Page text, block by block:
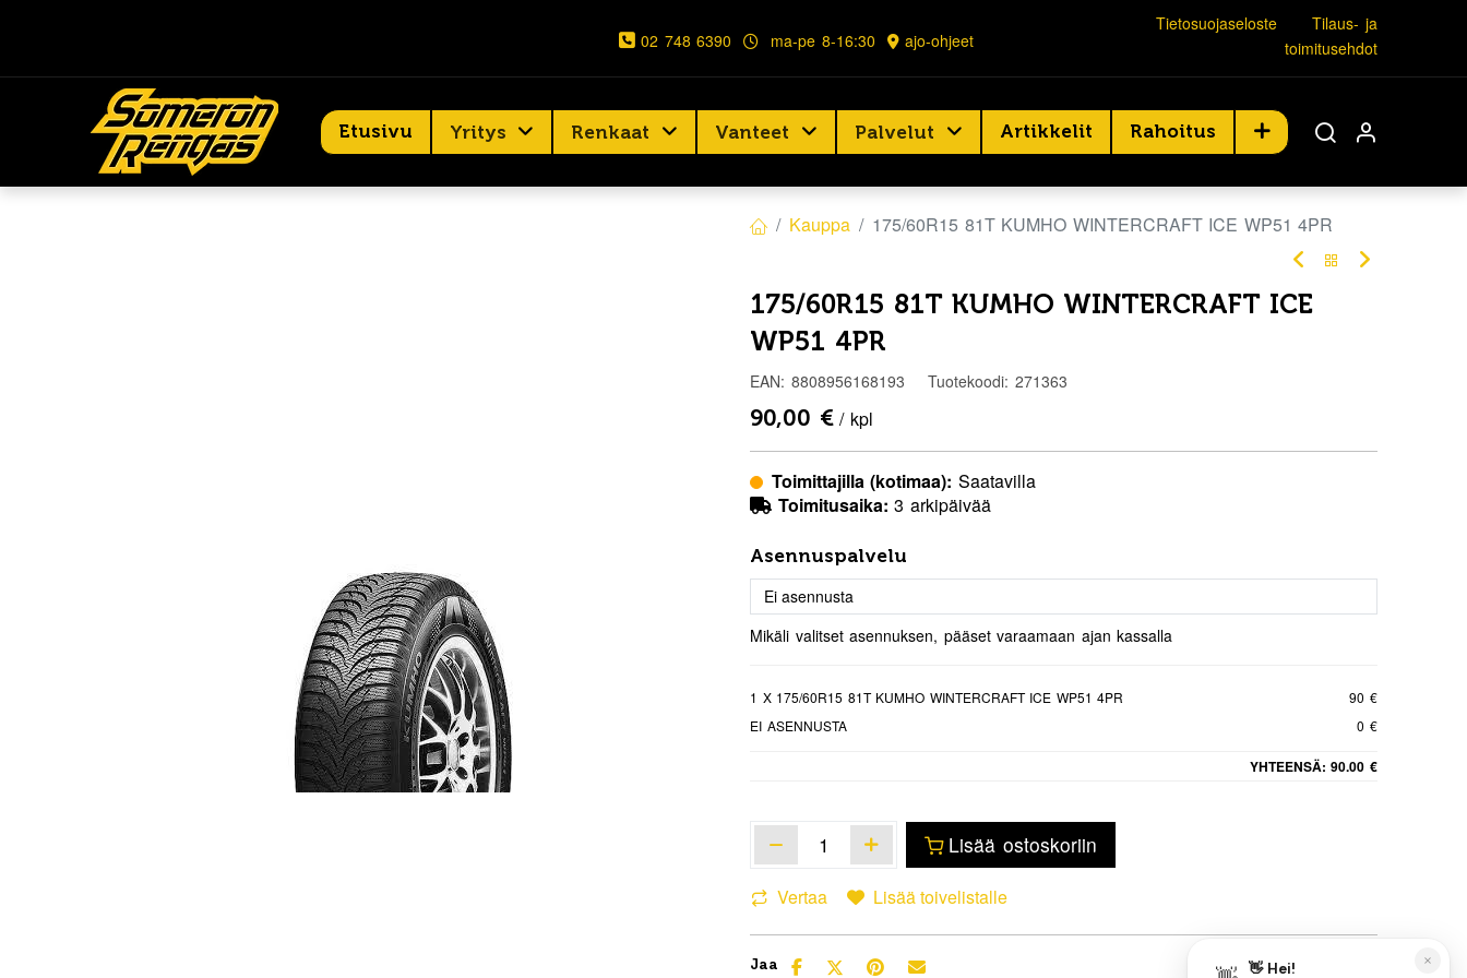
02 748 6390 ma-pe 8-16:30 ajo-ohjeet
Tietosuojaseloste
Tilaus- ja
toimitusehdot
Etusivu Yritys Renkaat Vanteet Palvelut Artikkelit Rahoitus
Kauppa 175/60R15 81T KUMHO WINTERCRAFT ICE WP51 4PR
175/60R15 81T KUMHO WINTERCRAFT ICE
WP51 4PR
EAN: 8808956168193 Tuotekoodi: 271363
90,00 € / kpl
Toimittajilla (kotimaa): Saatavilla
Toimitusaika: 3 arkipäivää
Asennuspalvelu
Mikäli valitset asennuksen, pääset varaamaan ajan kassalla
1 X 175/60R15 81T KUMHO WINTERCRAFT ICE WP51 4PR
90 €
EI ASENNUSTA
0 €
YHTEENSÄ: 90.00 €
Lisää ostoskoriin
Vertaa Lisää toivelistalle
Jaa